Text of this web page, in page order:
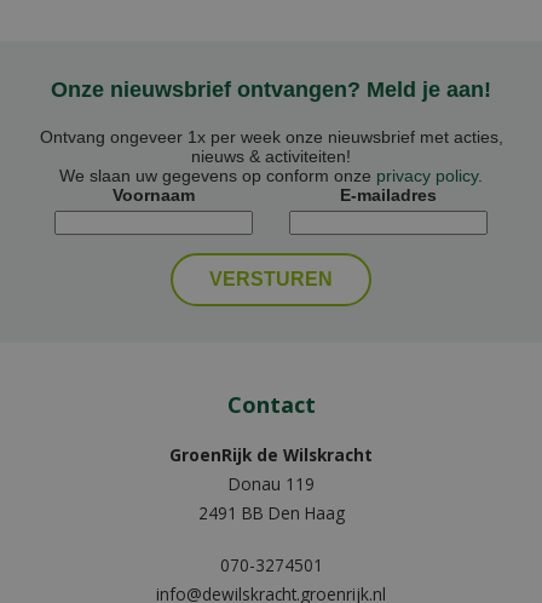
Onze nieuwsbrief ontvangen? Meld je aan!
Ontvang ongeveer 1x per week onze nieuwsbrief met acties,
nieuws & activiteiten!
We slaan uw gegevens op conform onze privacy policy.
Voornaam
E-mailadres
Contact
GroenRijk de Wilskracht
Donau 119
2491 BB Den Haag
070-3274501
info@dewilskracht.groenrijk.nl